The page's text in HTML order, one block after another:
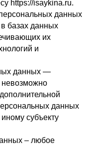
https://isaykina.ru.
данных
базах данных
их
и
данных —
невозможно
данных
субъекту
– любое